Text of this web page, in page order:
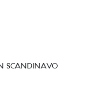
SCANDINAVO